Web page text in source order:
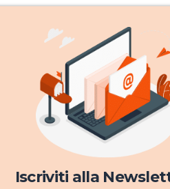
Iscriviti alla